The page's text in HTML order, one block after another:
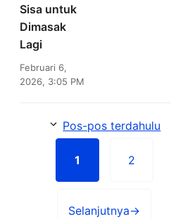
Sisa untuk
Dimasak
Lagi
Februari 6,
2026, 3:05 PM
Pos-pos terdahulu
Halaman
1
Halaman
2
Selanjutnya→